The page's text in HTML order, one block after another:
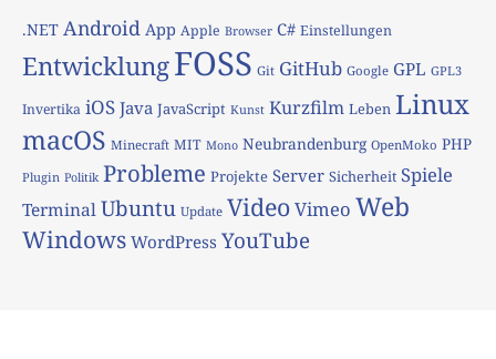
.NET Android App Apple Browser C# Einstellungen
EntwicklungFOSS Git GitHub Google GPL GPL3
Invertika iOS Java JavaScript Kunst Kurzfilm Leben Linux
macOS Minecraft MIT Mono Neubrandenburg OpenMoko PHP
Plugin Politik Probleme Projekte Server Sicherheit Spiele
TerminalUbuntu Update VideoVimeo Web
Windows WordPress YouTube